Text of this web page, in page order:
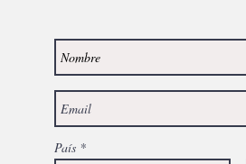
País